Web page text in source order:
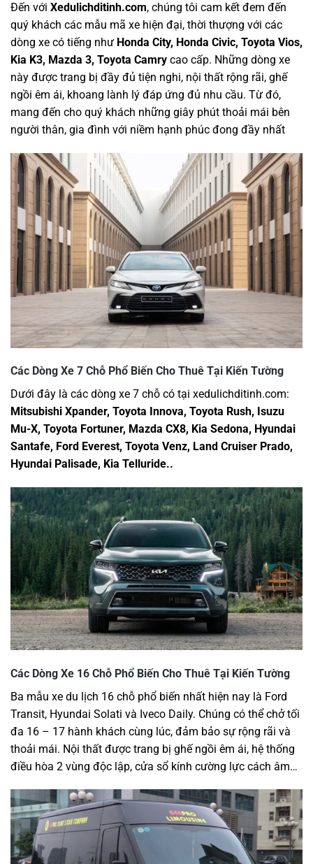
Đến với Xedulichditinh.com, chúng tôi cam kết đem đến
quý khách các mẫu mã xe hiện đại, thời thượng với các
dòng xe có tiếng như Honda City, Honda Civic, Toyota Vios,
Kia K3, Mazda 3, Toyota Camry cao cấp. Những dòng xe
này được trang bị đầy đủ tiện nghi, nội thất rộng rãi, ghế
ngồi êm ái, khoang lành lý đáp ứng đủ nhu cầu. Từ đó,
mang đến cho quý khách những giây phút thoải mái bên
người thân, gia đình với niềm hạnh phúc đong đầy nhất
Các Dòng Xe 7 Chỗ Phổ Biến Cho Thuê Tại Kiến Tường
Dưới đây là các dòng xe 7 chỗ có tại xedulichditinh.com:
Mitsubishi Xpander, Toyota Innova, Toyota Rush, Isuzu
Mu-X, Toyota Fortuner, Mazda CX8, Kia Sedona, Hyundai
Santafe, Ford Everest, Toyota Venz, Land Cruiser Prado,
Hyundai Palisade, Kia Telluride..
Các Dòng Xe 16 Chỗ Phổ Biến Cho Thuê Tại Kiến Tường
Ba mẫu xe du lịch 16 chỗ phổ biến nhất hiện nay là Ford
Transit, Hyundai Solati và Iveco Daily. Chúng có thể chở tối
đa 16 – 17 hành khách cùng lúc, đảm bảo sự rộng rãi và
thoải mái. Nội thất được trang bị ghế ngồi êm ái, hệ thống
điều hòa 2 vùng độc lập, cửa sổ kính cường lực cách âm…